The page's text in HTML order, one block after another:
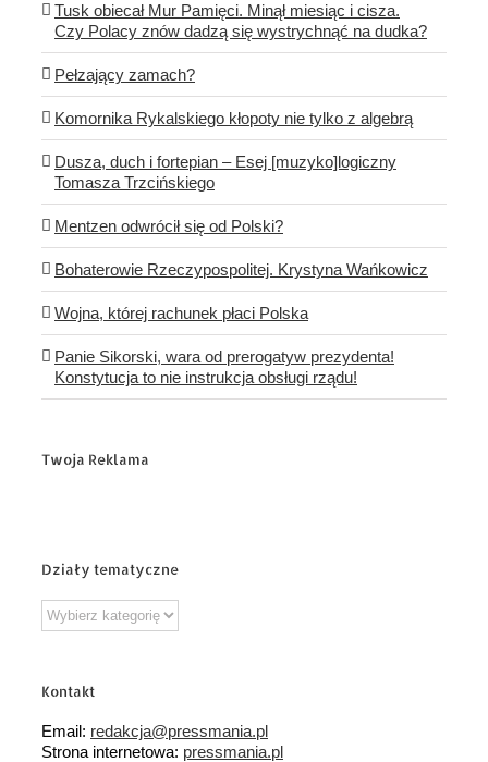
Tusk obiecał Mur Pamięci. Minął miesiąc i cisza.
Czy Polacy znów dadzą się wystrychnąć na dudka?
Pełzający zamach?
Komornika Rykalskiego kłopoty nie tylko z algebrą
Dusza, duch i fortepian – Esej [muzyko]logiczny
Tomasza Trzcińskiego
Mentzen odwrócił się od Polski?
Bohaterowie Rzeczypospolitej. Krystyna Wańkowicz
Wojna, której rachunek płaci Polska
Panie Sikorski, wara od prerogatyw prezydenta!
Konstytucja to nie instrukcja obsługi rządu!
Twoja Reklama
Działy tematyczne
Działy
tematyczne
Kontakt
Email: redakcja@pressmania.pl
Strona internetowa: pressmania.pl